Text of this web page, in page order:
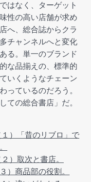
はなく、ターゲット
性の高い店舗が求め
へ、総合誌からクラ
チャンネルへと変化
る。単一のブランド
な品揃えの、標準的
いくようなチェーン
っているのだろう。
ての総合書店」だ。
１）「昔のリブロ」で
）取次と書店。
）商品部の役割。